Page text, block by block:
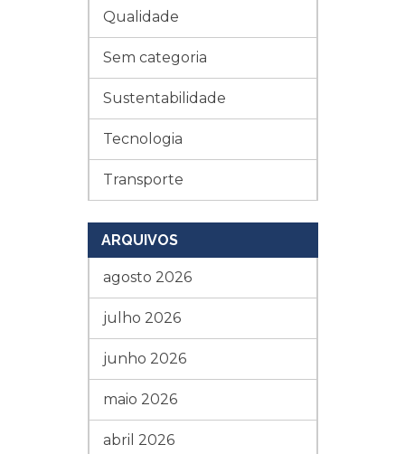
Qualidade
Sem categoria
Sustentabilidade
Tecnologia
Transporte
ARQUIVOS
agosto 2026
julho 2026
junho 2026
maio 2026
abril 2026